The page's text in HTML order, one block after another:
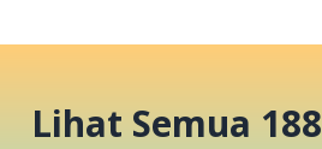
Lihat Semua 188